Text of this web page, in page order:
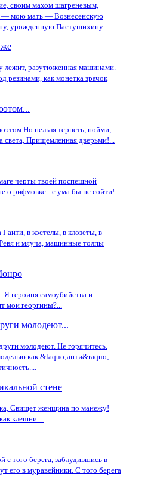
своим махом шагреневым,
— мою мать — Вознесенскую
урожденную Пастушихину....
лежит, разутюженная машинами.
резинами, как монетка зрачок
Но нельзя терпеть, пойми,
света, Прищемленная дверьми!...
черты твоей поспешной
о рифмовке - с ума бы не сойти!...
в костелы, в клозеты, в
и мяуча, машинные толпы
героиня самоубийства и
мои георгины?...
молодеют...
молодеют. Не горячитесь.
как &laquo;анти&raquo;
стене
Свищет женщина по манежу!
клешни....
с того берега, заблудившись в
его в муравейники. С того берега